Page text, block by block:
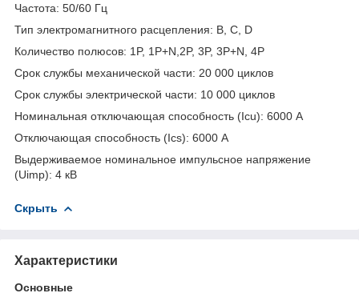
Частота: 50/60 Гц
Тип электромагнитного расцепления: B, C, D
Количество полюсов: 1P, 1P+N,2P, 3P, 3P+N, 4P
Срок службы механической части: 20 000 циклов
Срок службы электрической части: 10 000 циклов
Номинальная отключающая способность (Icu): 6000 А
Отключающая способность (Ics): 6000 A
Выдерживаемое номинальное импульсное напряжение
(Uimp): 4 кВ
Скрыть
Характеристики
Основные